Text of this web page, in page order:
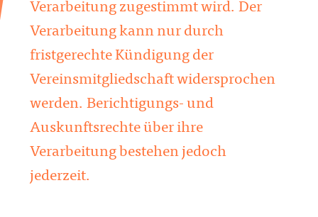
Verarbeitung zugestimmt wird. Der
Verarbeitung kann nur durch
fristgerechte Kündigung der
Vereinsmitgliedschaft widersprochen
werden. Berichtigungs- und
Auskunftsrechte über ihre
Verarbeitung bestehen jedoch
jederzeit.